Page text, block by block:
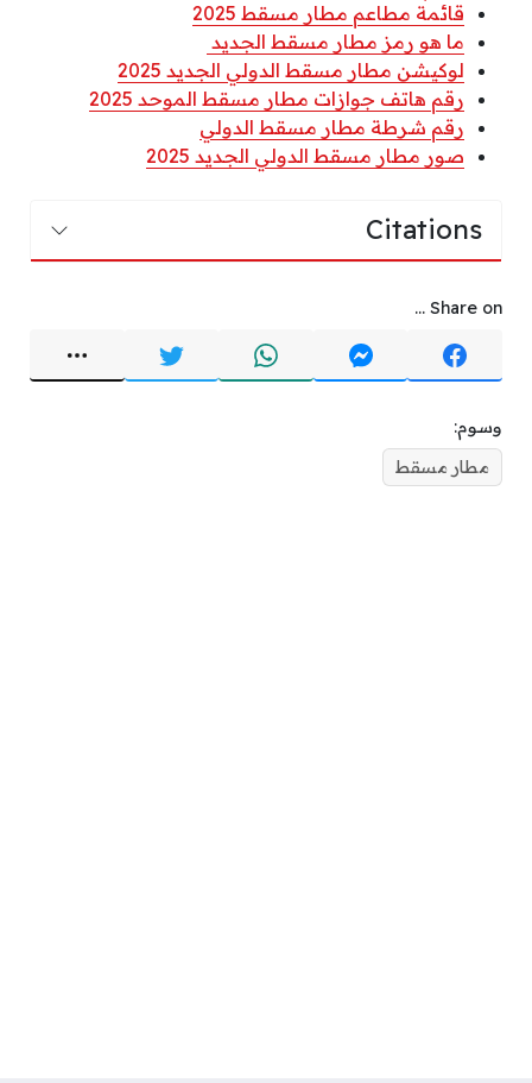
قائمة مطاعم مطار مسقط 2025
ما هو رمز مطار مسقط الجديد
لوكيشن مطار مسقط الدولي الجديد 2025
رقم هاتف جوازات مطار مسقط الموحد 2025
رقم شرطة مطار مسقط الدولي
صور مطار مسقط الدولي الجديد 2025
Citations
Share on ...
وسوم:
مطار مسقط